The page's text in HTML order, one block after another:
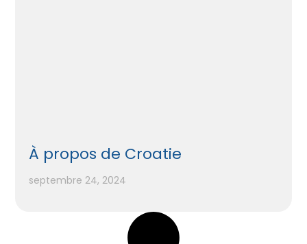
À propos de Croatie
septembre 24, 2024